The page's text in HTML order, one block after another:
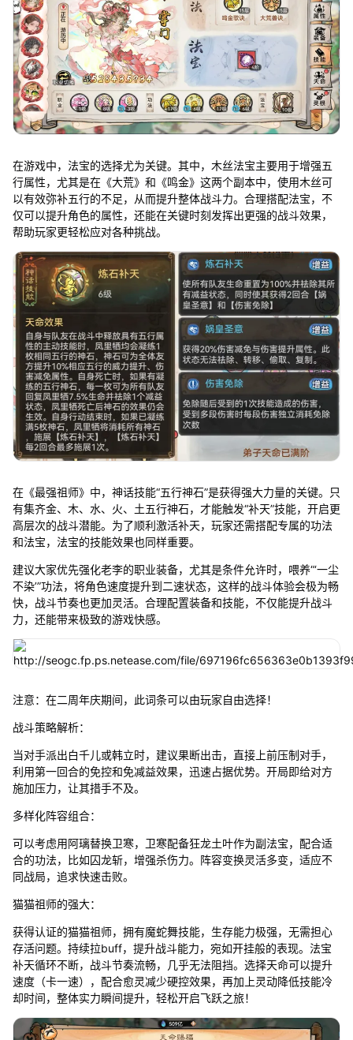
在游戏中，法宝的选择尤为关键。其中，木丝法宝主要用于增强五
行属性，尤其是在《大荒》和《鸣金》这两个副本中，使用木丝可
以有效弥补五行的不足，从而提升整体战斗力。合理搭配法宝，不
仅可以提升角色的属性，还能在关键时刻发挥出更强的战斗效果，
帮助玩家更轻松应对各种挑战。
在《最强祖师》中，神话技能“五行神石”是获得强大力量的关键。只
有集齐金、木、水、火、土五行神石，才能触发“补天”技能，开启更
高层次的战斗潜能。为了顺利激活补天，玩家还需搭配专属的功法
和法宝，法宝的技能效果也同样重要。
建议大家优先强化老李的职业装备，尤其是条件允许时，喂养“‘一尘
不染’”功法，将角色速度提升到二速状态，这样的战斗体验会极为畅
快，战斗节奏也更加灵活。合理配置装备和技能，不仅能提升战斗
力，还能带来极致的游戏快感。
注意：在二周年庆期间，此词条可以由玩家自由选择！
战斗策略解析：
当对手派出白千儿或韩立时，建议果断出击，直接上前压制对手，
利用第一回合的免控和免减益效果，迅速占据优势。开局即给对方
施加压力，让其措手不及。
多样化阵容组合：
可以考虑用阿璃替换卫寒，卫寒配备狂龙土叶作为副法宝，配合适
合的功法，比如囚龙斩，增强杀伤力。阵容变换灵活多变，适应不
同战局，追求快速击败。
猫猫祖师的强大：
获得认证的猫猫祖师，拥有魔蛇舞技能，生存能力极强，无需担心
存活问题。持续拉buff，提升战斗能力，宛如开挂般的表现。法宝
补天循环不断，战斗节奏流畅，几乎无法阻挡。选择天命可以提升
速度（卡一速），配合愈灵减少硬控效果，再加上灵动降低技能冷
却时间，整体实力瞬间提升，轻松开启飞跃之旅！